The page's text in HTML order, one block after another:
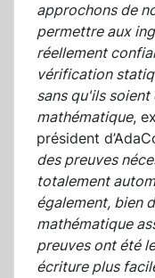
approchons de
permettre aux
réellement
vérification
sans qu'ils
mathématique,
président
des preuves
totalement
également, bien
mathématique
preuves ont été
écriture plus